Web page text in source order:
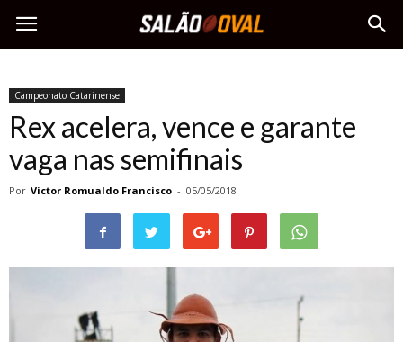
Campeonato Catarinense
Rex acelera, vence e garante
vaga nas semifinais
Por Victor Romualdo Francisco - 05/05/2018